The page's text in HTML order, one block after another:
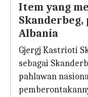
Item yang
Skanderbeg,
Albania
Gjergj Kastrioti
sebagai
pahlawan